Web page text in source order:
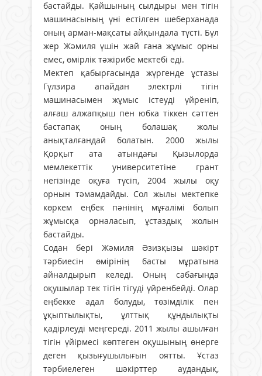
бастайды. Қайшының сылдыры мен тігін
машинасының үні естілген шеберханада
оның арман-мақсаты айқындала түсті. Бұл
жер Жәмиля үшін жай ғана жұмыс орны
емес, өмірлік тәжірибе мектебі еді.
Мектеп қабырғасында жүргенде ұстазы
Гүлзира апайдан электрлі тігін
машинасымен жұмыс істеуді үйреніп,
алғаш алжапқыш пен юбка тіккен сәттен
бастапақ оның болашақ жолы
анықталғандай болатын. 2000 жылы
Қорқыт ата атындағы Қызылорда
мемлекеттік университетіне грант
негізінде оқуға түсіп, 2004 жылы оқу
орнын тәмамдайды. Сол жылы мектепке
көркем еңбек пәнінің мұғалімі болып
жұмысқа орналасып, ұстаздық жолын
бастайды.
Содан бері Жәмиля Әзизқызы шәкірт
тәрбиесін өмірінің басты мұратына
айналдырып келеді. Оның сабағында
оқушылар тек тігін тігуді үйренбейді. Олар
еңбекке адал болуды, төзімділік пен
ұқыптылықты, ұлттық құндылықты
қадірлеуді меңгереді. 2011 жылы ашылған
тігін үйірмесі көптеген оқушының өнерге
деген қызығушылығын оятты. Ұстаз
тәрбиелеген шәкірттер аудандық,